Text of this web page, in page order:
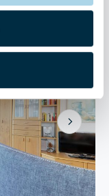
Entdecken
Next